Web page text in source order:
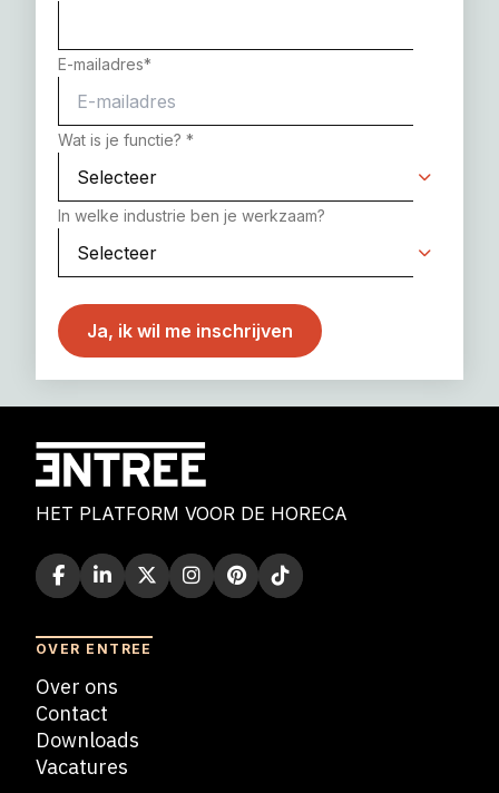
E-mailadres*
Wat is je functie? *
In welke industrie ben je werkzaam?
HET PLATFORM VOOR DE HORECA
OVER ENTREE
Over ons
Contact
Downloads
Vacatures